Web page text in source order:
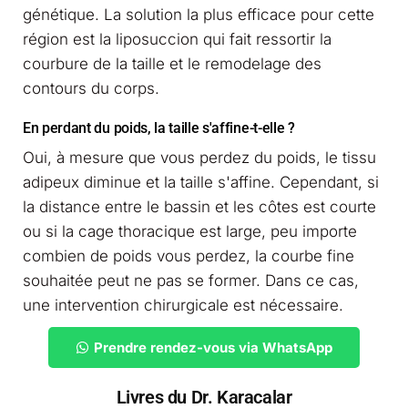
génétique. La solution la plus efficace pour cette
région est la liposuccion qui fait ressortir la
courbure de la taille et le remodelage des
contours du corps.
En perdant du poids, la taille s'affine-t-elle ?
Oui, à mesure que vous perdez du poids, le tissu
adipeux diminue et la taille s'affine. Cependant, si
la distance entre le bassin et les côtes est courte
ou si la cage thoracique est large, peu importe
combien de poids vous perdez, la courbe fine
souhaitée peut ne pas se former. Dans ce cas,
une intervention chirurgicale est nécessaire.
Prendre rendez-vous via WhatsApp
Livres du Dr. Karacalar